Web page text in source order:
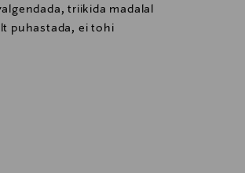
triikida madalal
puhastada, ei tohi